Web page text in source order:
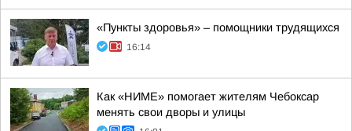
«Пункты здоровья» – помощники трудящихся
16:14
Как «НИМЕ» помогает жителям Чебоксар
менять свои дворы и улицы